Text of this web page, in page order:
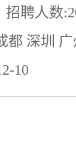
招聘人数
都 深圳
10